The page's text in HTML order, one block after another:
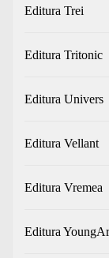
Editura Trei
Editura Tritonic
Editura Univers
Editura Vellant
Editura Vremea
Editura